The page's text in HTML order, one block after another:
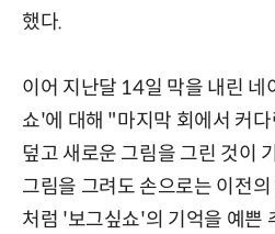
했다.
이어 지난달 14일 막을 내린 네
쇼'에 대해 "마지막 회에서 커
덮고 새로운 그림을 그린 것이
그림을 그려도 손으로는 이전
처럼 '보그싶쇼'의 기억을 예쁜